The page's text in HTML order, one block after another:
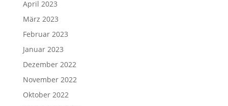
April 2023
März 2023
Februar 2023
Januar 2023
Dezember 2022
November 2022
Oktober 2022